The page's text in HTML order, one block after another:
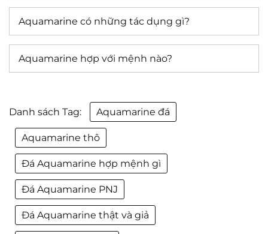
Aquamarine có những tác dụng gì?
Aquamarine hợp với mệnh nào?
Danh sách Tag: Aquamarine đá
Aquamarine thô
Đá Aquamarine hợp mệnh gì
Đá Aquamarine PNJ
Đá Aquamarine thật và giả